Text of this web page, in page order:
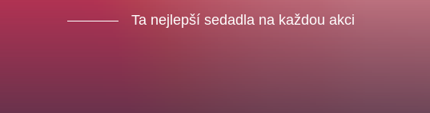
Ta nejlepší sedadla na každou akci